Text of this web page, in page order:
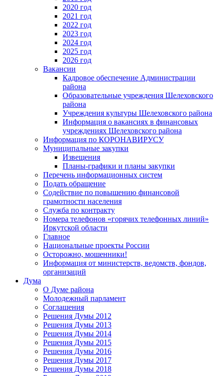
2020 год
2021 год
2022 год
2023 год
2024 год
2025 год
2026 год
Вакансии
Кадровое обеспечение Администрации
района
Образовательные учреждения Шелеховского
района
Учреждения культуры Шелеховского района
Информация о вакансиях в финансовых
учреждениях Шелеховского района
Информация по КОРОНАВИРУСУ
Муниципальные закупки
Извещения
Планы-графики и планы закупки
Перечень информационных систем
Подать обращение
Содействие по повышению финансовой
грамотности населения
Служба по контракту
Номера телефонов «горячих телефонных линий»
Иркутской области
Главное
Национальные проекты России
Осторожно, мошенники!
Информация от министерств, ведомств, фондов,
организаций
Дума
О Думе района
Молодежный парламент
Соглашения
Решения Думы 2012
Решения Думы 2013
Решения Думы 2014
Решения Думы 2015
Решения Думы 2016
Решения Думы 2017
Решения Думы 2018